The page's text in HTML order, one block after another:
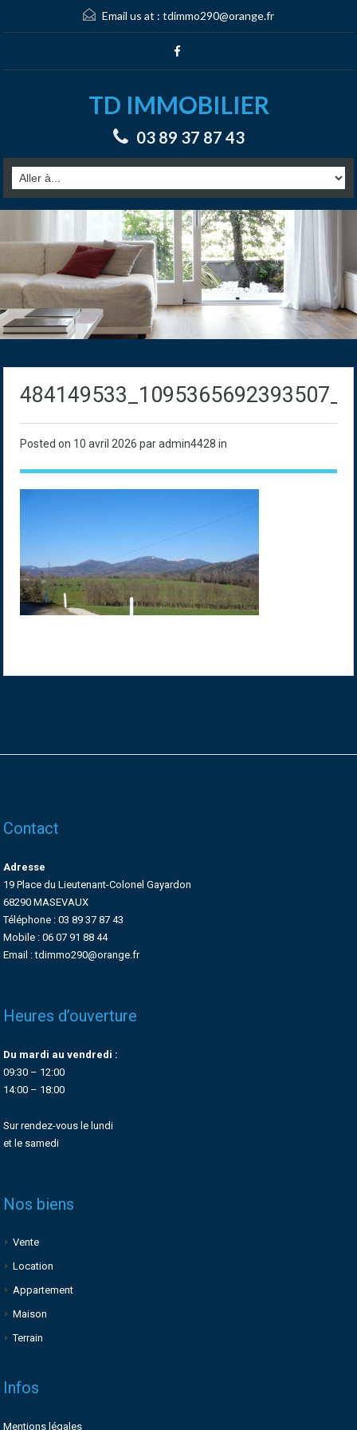
Email us at : tdimmo290@orange.fr
TD IMMOBILIER
03 89 37 87 43
Posted on 10 avril 2026 par admin4428 in
Contact
Adresse
19 Place du Lieutenant-Colonel Gayardon
68290 MASEVAUX
Téléphone : 03 89 37 87 43
Mobile : 06 07 91 88 44
Email : tdimmo290@orange.fr
Heures d’ouverture
Du mardi au vendredi :
09:30 – 12:00
14:00 – 18:00
Sur rendez-vous le lundi
et le samedi
Nos biens
Vente
Location
Appartement
Maison
Terrain
Infos
Mentions légales